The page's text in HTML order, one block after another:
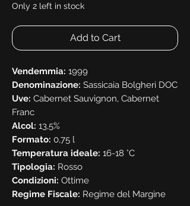
Only 2 left in stock
Add to Cart
Vendemmia: 1999
Denominazione: Sassicaia Bolgheri DOC
Uve: Cabernet Sauvignon, Cabernet
Franc
Alcol: 13,5%
Formato: 0,75 l
Temperatura ideale: 16-18 °C
Tipologia: Rosso
Condizioni: Ottime
Regime Fiscale: Regime del Margine